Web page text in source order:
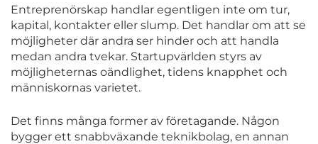
Entreprenörskap handlar egentligen inte om tur,
kapital, kontakter eller slump. Det handlar om att se
möjligheter där andra ser hinder och att handla
medan andra tvekar. Startupvärlden styrs av
möjligheternas oändlighet, tidens knapphet och
människornas varietet.
Det finns många former av företagande. Någon
bygger ett snabbväxande teknikbolag, en annan